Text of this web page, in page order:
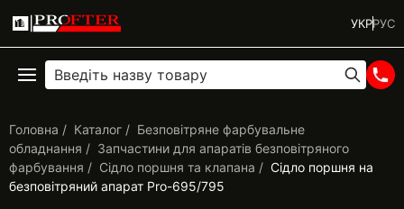
УКРРУС
Головна Каталог
Безповітряне фарбувальне
обладнання
Запчастини для апаратів безповітряного
фарбування
Сідло поршня та клапана
Сідло поршня на
безповітряний апарат Pro-695/795